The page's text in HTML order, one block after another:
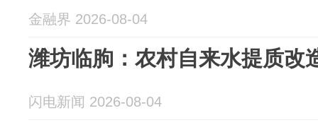
金融界 2026-08-04
潍坊临朐：农村自来水提质改
闪电新闻 2026-08-04